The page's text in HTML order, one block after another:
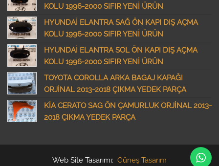
KOLU 1996-2000 SIFIR YENİ ÜRÜN
HYUNDAİ ELANTRA SAĞ ÖN KAPI DIŞ AÇMA
KOLU 1996-2000 SIFIR YENİ ÜRÜN
HYUNDAİ ELANTRA SOL ÖN KAPI DIŞ AÇMA
KOLU 1996-2000 SIFIR YENİ ÜRÜN
TOYOTA COROLLA ARKA BAGAJ KAPAĞI
ORJİNAL 2013-2018 ÇIKMA YEDEK PARÇA
KİA CERATO SAG ÖN ÇAMURLUK ORJİNAL 2013-
2018 ÇIKMA YEDEK PARÇA
Web Site Tasarımı: Güneş Tasarım